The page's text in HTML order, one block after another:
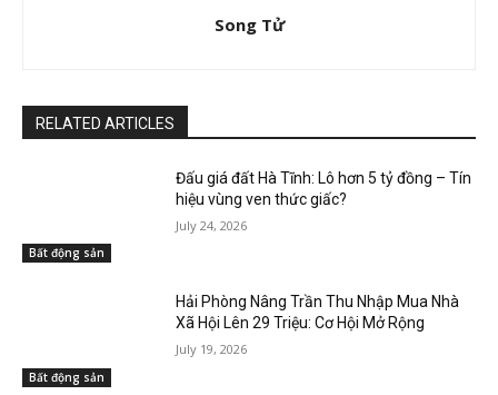
Song Tử
RELATED ARTICLES
Bất động sản
Đấu giá đất Hà Tĩnh: Lô hơn 5 tỷ đồng – Tín
hiệu vùng ven thức giấc?
July 24, 2026
Bất động sản
Hải Phòng Nâng Trần Thu Nhập Mua Nhà
Xã Hội Lên 29 Triệu: Cơ Hội Mở Rộng
July 19, 2026